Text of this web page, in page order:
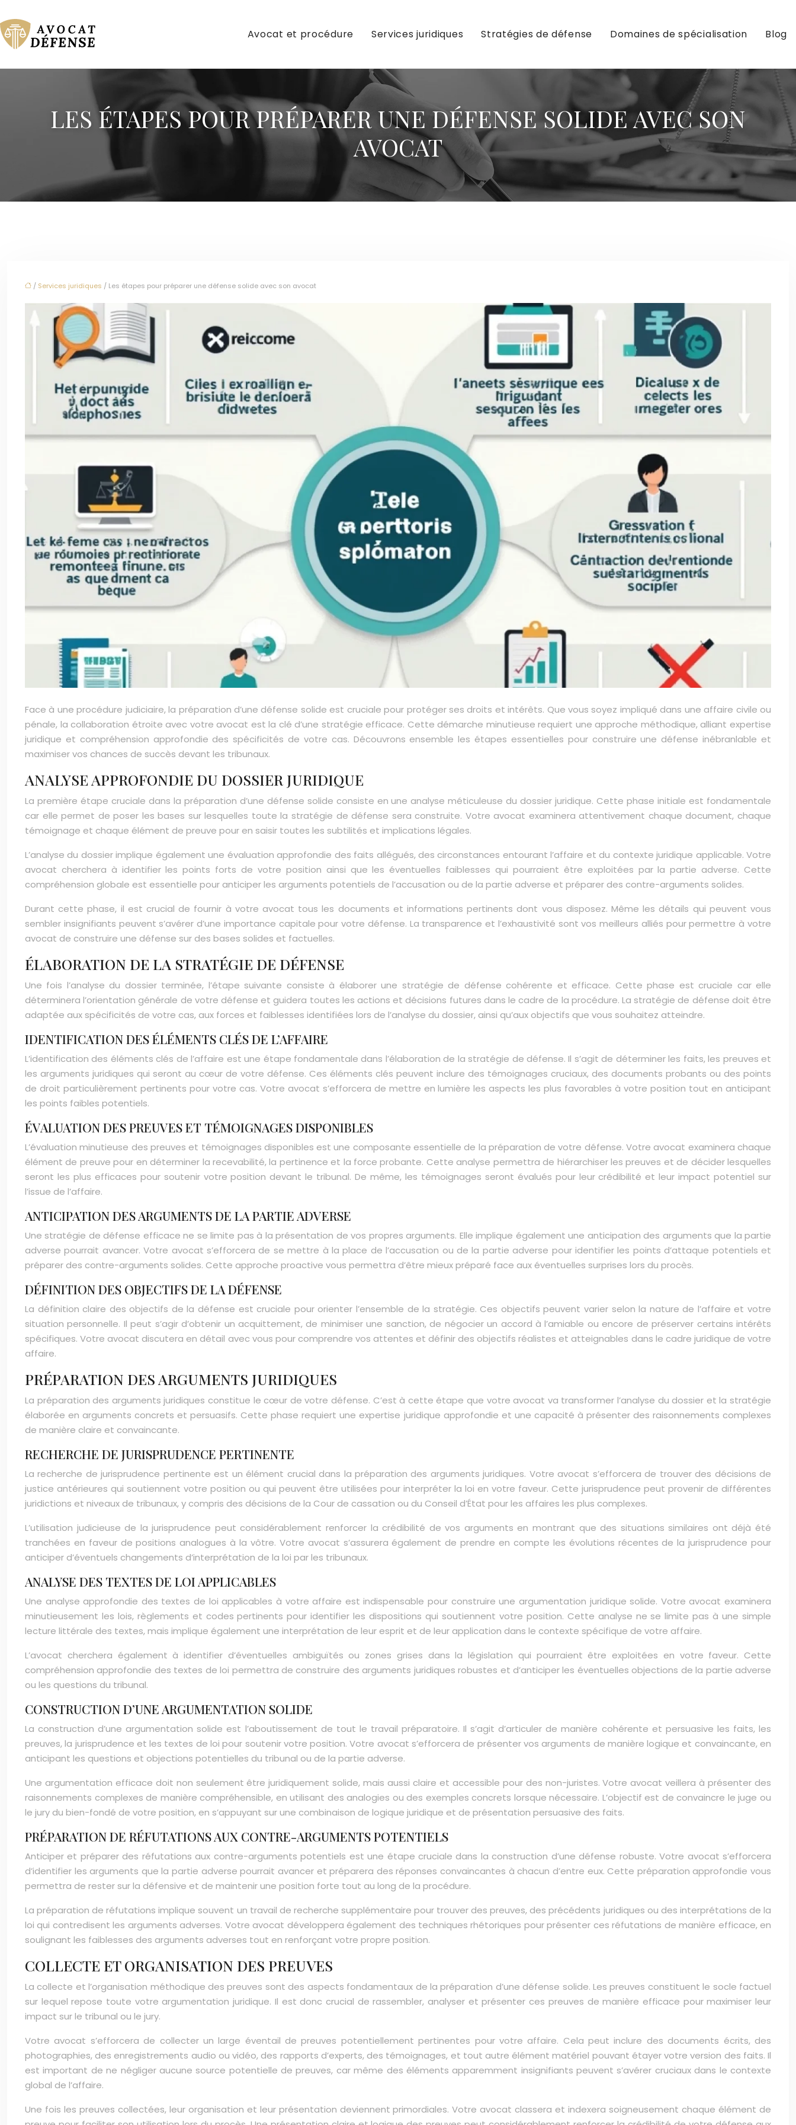
Avocat et procédure Services juridiques Stratégies de défense Domaines de spécialisation Blog
LES ÉTAPES POUR PRÉPARER UNE DÉFENSE SOLIDE AVEC SON
AVOCAT
/ Services juridiques / Les étapes pour préparer une défense solide avec son avocat
Face à une procédure judiciaire, la préparation d’une défense solide est cruciale pour protéger ses droits et intérêts. Que vous soyez impliqué dans une affaire civile ou
pénale, la collaboration étroite avec votre avocat est la clé d’une stratégie efficace. Cette démarche minutieuse requiert une approche méthodique, alliant expertise
juridique et compréhension approfondie des spécificités de votre cas. Découvrons ensemble les étapes essentielles pour construire une défense inébranlable et
maximiser vos chances de succès devant les tribunaux.
ANALYSE APPROFONDIE DU DOSSIER JURIDIQUE
La première étape cruciale dans la préparation d’une défense solide consiste en une analyse méticuleuse du dossier juridique. Cette phase initiale est fondamentale
car elle permet de poser les bases sur lesquelles toute la stratégie de défense sera construite. Votre avocat examinera attentivement chaque document, chaque
témoignage et chaque élément de preuve pour en saisir toutes les subtilités et implications légales.
L’analyse du dossier implique également une évaluation approfondie des faits allégués, des circonstances entourant l’affaire et du contexte juridique applicable. Votre
avocat cherchera à identifier les points forts de votre position ainsi que les éventuelles faiblesses qui pourraient être exploitées par la partie adverse. Cette
compréhension globale est essentielle pour anticiper les arguments potentiels de l’accusation ou de la partie adverse et préparer des contre-arguments solides.
Durant cette phase, il est crucial de fournir à votre avocat tous les documents et informations pertinents dont vous disposez. Même les détails qui peuvent vous
sembler insignifiants peuvent s’avérer d’une importance capitale pour votre défense. La transparence et l’exhaustivité sont vos meilleurs alliés pour permettre à votre
avocat de construire une défense sur des bases solides et factuelles.
ÉLABORATION DE LA STRATÉGIE DE DÉFENSE
Une fois l’analyse du dossier terminée, l’étape suivante consiste à élaborer une stratégie de défense cohérente et efficace. Cette phase est cruciale car elle
déterminera l’orientation générale de votre défense et guidera toutes les actions et décisions futures dans le cadre de la procédure. La stratégie de défense doit être
adaptée aux spécificités de votre cas, aux forces et faiblesses identifiées lors de l’analyse du dossier, ainsi qu’aux objectifs que vous souhaitez atteindre.
IDENTIFICATION DES ÉLÉMENTS CLÉS DE L’AFFAIRE
L’identification des éléments clés de l’affaire est une étape fondamentale dans l’élaboration de la stratégie de défense. Il s’agit de déterminer les faits, les preuves et
les arguments juridiques qui seront au cœur de votre défense. Ces éléments clés peuvent inclure des témoignages cruciaux, des documents probants ou des points
de droit particulièrement pertinents pour votre cas. Votre avocat s’efforcera de mettre en lumière les aspects les plus favorables à votre position tout en anticipant
les points faibles potentiels.
ÉVALUATION DES PREUVES ET TÉMOIGNAGES DISPONIBLES
L’évaluation minutieuse des preuves et témoignages disponibles est une composante essentielle de la préparation de votre défense. Votre avocat examinera chaque
élément de preuve pour en déterminer la recevabilité, la pertinence et la force probante. Cette analyse permettra de hiérarchiser les preuves et de décider lesquelles
seront les plus efficaces pour soutenir votre position devant le tribunal. De même, les témoignages seront évalués pour leur crédibilité et leur impact potentiel sur
l’issue de l’affaire.
ANTICIPATION DES ARGUMENTS DE LA PARTIE ADVERSE
Une stratégie de défense efficace ne se limite pas à la présentation de vos propres arguments. Elle implique également une anticipation des arguments que la partie
adverse pourrait avancer. Votre avocat s’efforcera de se mettre à la place de l’accusation ou de la partie adverse pour identifier les points d’attaque potentiels et
préparer des contre-arguments solides. Cette approche proactive vous permettra d’être mieux préparé face aux éventuelles surprises lors du procès.
DÉFINITION DES OBJECTIFS DE LA DÉFENSE
La définition claire des objectifs de la défense est cruciale pour orienter l’ensemble de la stratégie. Ces objectifs peuvent varier selon la nature de l’affaire et votre
situation personnelle. Il peut s’agir d’obtenir un acquittement, de minimiser une sanction, de négocier un accord à l’amiable ou encore de préserver certains intérêts
spécifiques. Votre avocat discutera en détail avec vous pour comprendre vos attentes et définir des objectifs réalistes et atteignables dans le cadre juridique de votre
affaire.
PRÉPARATION DES ARGUMENTS JURIDIQUES
La préparation des arguments juridiques constitue le cœur de votre défense. C’est à cette étape que votre avocat va transformer l’analyse du dossier et la stratégie
élaborée en arguments concrets et persuasifs. Cette phase requiert une expertise juridique approfondie et une capacité à présenter des raisonnements complexes
de manière claire et convaincante.
RECHERCHE DE JURISPRUDENCE PERTINENTE
La recherche de jurisprudence pertinente est un élément crucial dans la préparation des arguments juridiques. Votre avocat s’efforcera de trouver des décisions de
justice antérieures qui soutiennent votre position ou qui peuvent être utilisées pour interpréter la loi en votre faveur. Cette jurisprudence peut provenir de différentes
juridictions et niveaux de tribunaux, y compris des décisions de la Cour de cassation ou du Conseil d’État pour les affaires les plus complexes.
L’utilisation judicieuse de la jurisprudence peut considérablement renforcer la crédibilité de vos arguments en montrant que des situations similaires ont déjà été
tranchées en faveur de positions analogues à la vôtre. Votre avocat s’assurera également de prendre en compte les évolutions récentes de la jurisprudence pour
anticiper d’éventuels changements d’interprétation de la loi par les tribunaux.
ANALYSE DES TEXTES DE LOI APPLICABLES
Une analyse approfondie des textes de loi applicables à votre affaire est indispensable pour construire une argumentation juridique solide. Votre avocat examinera
minutieusement les lois, règlements et codes pertinents pour identifier les dispositions qui soutiennent votre position. Cette analyse ne se limite pas à une simple
lecture littérale des textes, mais implique également une interprétation de leur esprit et de leur application dans le contexte spécifique de votre affaire.
L’avocat cherchera également à identifier d’éventuelles ambiguïtés ou zones grises dans la législation qui pourraient être exploitées en votre faveur. Cette
compréhension approfondie des textes de loi permettra de construire des arguments juridiques robustes et d’anticiper les éventuelles objections de la partie adverse
ou les questions du tribunal.
CONSTRUCTION D’UNE ARGUMENTATION SOLIDE
La construction d’une argumentation solide est l’aboutissement de tout le travail préparatoire. Il s’agit d’articuler de manière cohérente et persuasive les faits, les
preuves, la jurisprudence et les textes de loi pour soutenir votre position. Votre avocat s’efforcera de présenter vos arguments de manière logique et convaincante, en
anticipant les questions et objections potentielles du tribunal ou de la partie adverse.
Une argumentation efficace doit non seulement être juridiquement solide, mais aussi claire et accessible pour des non-juristes. Votre avocat veillera à présenter des
raisonnements complexes de manière compréhensible, en utilisant des analogies ou des exemples concrets lorsque nécessaire. L’objectif est de convaincre le juge ou
le jury du bien-fondé de votre position, en s’appuyant sur une combinaison de logique juridique et de présentation persuasive des faits.
PRÉPARATION DE RÉFUTATIONS AUX CONTRE-ARGUMENTS POTENTIELS
Anticiper et préparer des réfutations aux contre-arguments potentiels est une étape cruciale dans la construction d’une défense robuste. Votre avocat s’efforcera
d’identifier les arguments que la partie adverse pourrait avancer et préparera des réponses convaincantes à chacun d’entre eux. Cette préparation approfondie vous
permettra de rester sur la défensive et de maintenir une position forte tout au long de la procédure.
La préparation de réfutations implique souvent un travail de recherche supplémentaire pour trouver des preuves, des précédents juridiques ou des interprétations de la
loi qui contredisent les arguments adverses. Votre avocat développera également des techniques rhétoriques pour présenter ces réfutations de manière efficace, en
soulignant les faiblesses des arguments adverses tout en renforçant votre propre position.
COLLECTE ET ORGANISATION DES PREUVES
La collecte et l’organisation méthodique des preuves sont des aspects fondamentaux de la préparation d’une défense solide. Les preuves constituent le socle factuel
sur lequel repose toute votre argumentation juridique. Il est donc crucial de rassembler, analyser et présenter ces preuves de manière efficace pour maximiser leur
impact sur le tribunal ou le jury.
Votre avocat s’efforcera de collecter un large éventail de preuves potentiellement pertinentes pour votre affaire. Cela peut inclure des documents écrits, des
photographies, des enregistrements audio ou vidéo, des rapports d’experts, des témoignages, et tout autre élément matériel pouvant étayer votre version des faits. Il
est important de ne négliger aucune source potentielle de preuves, car même des éléments apparemment insignifiants peuvent s’avérer cruciaux dans le contexte
global de l’affaire.
Une fois les preuves collectées, leur organisation et leur présentation deviennent primordiales. Votre avocat classera et indexera soigneusement chaque élément de